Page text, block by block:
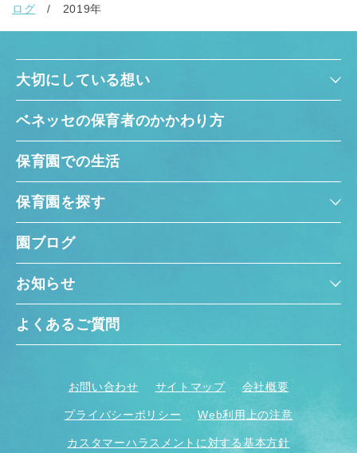
ログ
2019年
大切にしている想い
ベネッセの保育者のかかわり方
保育園での生活
保育園を探す
園ブログ
お知らせ
よくあるご質問
お問い合わせ サイトマップ 会社概要
プライバシーポリシー Web利用上の注意
カスタマーハラスメントに対する基本方針